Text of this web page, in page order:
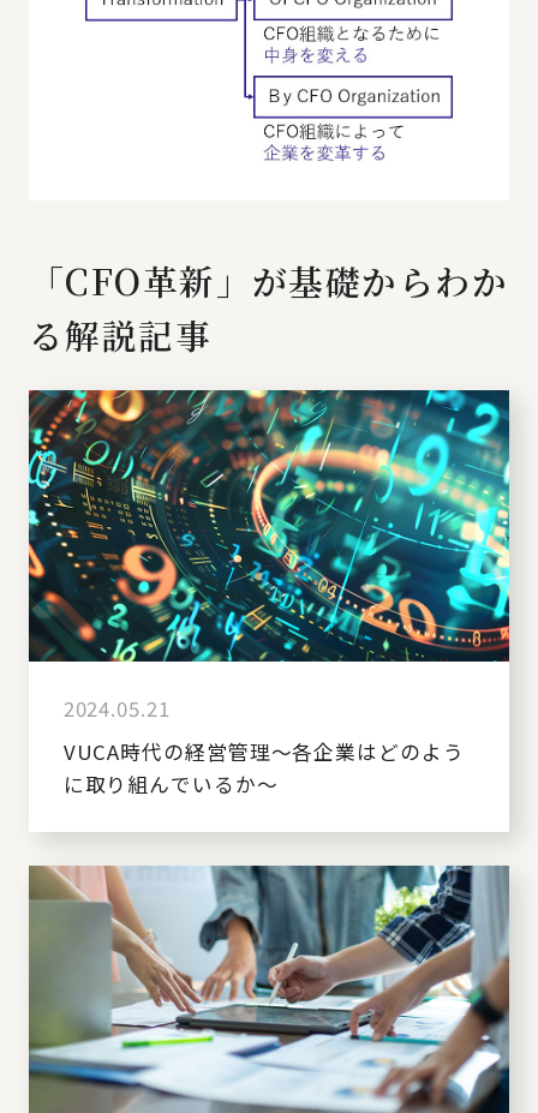
「CFO革新」が基礎からわか
る解説記事
2024.05.21
VUCA時代の経営管理～各企業はどのよう
に取り組んでいるか～